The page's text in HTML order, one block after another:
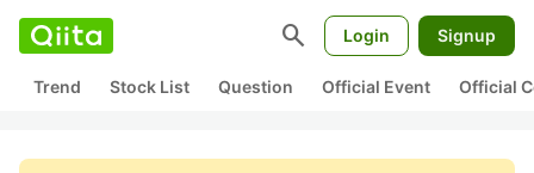
search Login Signup
Trend Stock List Question Official Event Official